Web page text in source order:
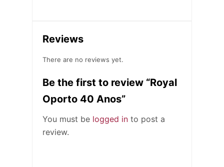
Reviews
There are no reviews yet.
Be the first to review “Royal
Oporto 40 Anos”
You must be logged in to post a
review.